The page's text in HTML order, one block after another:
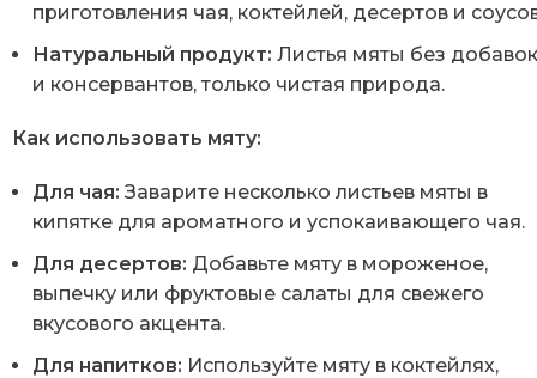
приготовления чая, коктейлей, десертов и
Натуральный продукт: Листья мяты без
и консервантов, только чистая природа.
Как использовать мяту:
Для чая: Заварите несколько листьев мяты в
кипятке для ароматного и успокаивающего чая.
Для десертов: Добавьте мяту в мороженое,
выпечку или фруктовые салаты для свежего
вкусового акцента.
Для напитков: Используйте мяту в коктейлях,